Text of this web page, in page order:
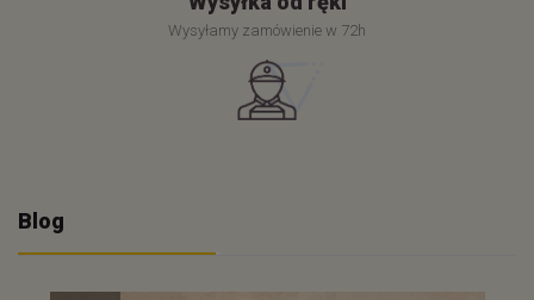
Wysyłamy zamówienie w 72h
Blog